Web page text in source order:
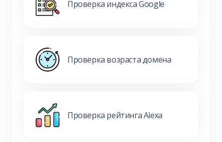
Проверка индекса Google
Проверка возраста домена
Проверка рейтинга Alexa